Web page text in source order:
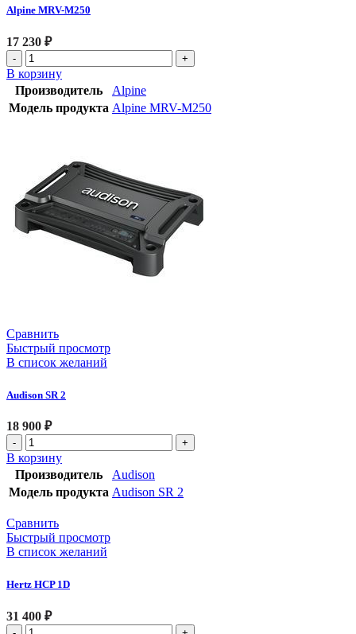
Alpine MRV-M250
17 230 ₽
В корзину
Производитель
Alpine
Модель продукта Alpine MRV-M250
Сравнить
Быстрый просмотр
В список желаний
Audison SR 2
18 900 ₽
В корзину
Производитель
Audison
Модель продукта Audison SR 2
Сравнить
Быстрый просмотр
В список желаний
Hertz HCP 1D
31 400 ₽